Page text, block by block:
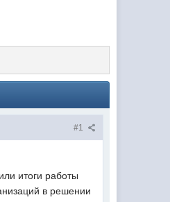
#1
итоги работы
в решении